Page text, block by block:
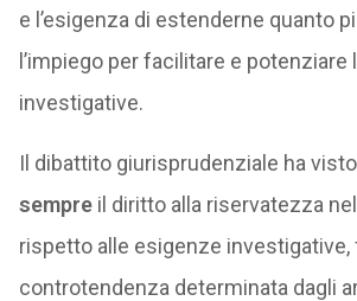
e l’esigenza di estenderne quanto
l’impiego per facilitare e potenziare
investigative.
Il dibattito giurisprudenziale ha
sempreil diritto alla riservatezza
rispetto alle esigenze investigative,
controtendenza determinata dagli